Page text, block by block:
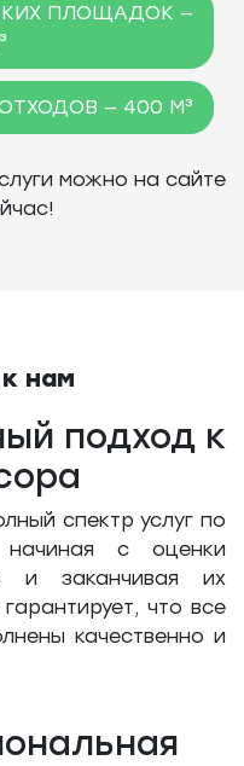
ПЛОЩАДОК —
— 400 М³
можно на сайте
нам
подход к
спектр услуг по
с оценки
и заканчивая их
что все
качественно и